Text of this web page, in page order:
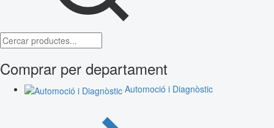
Comprar per departament
Automoció i Diagnòstic